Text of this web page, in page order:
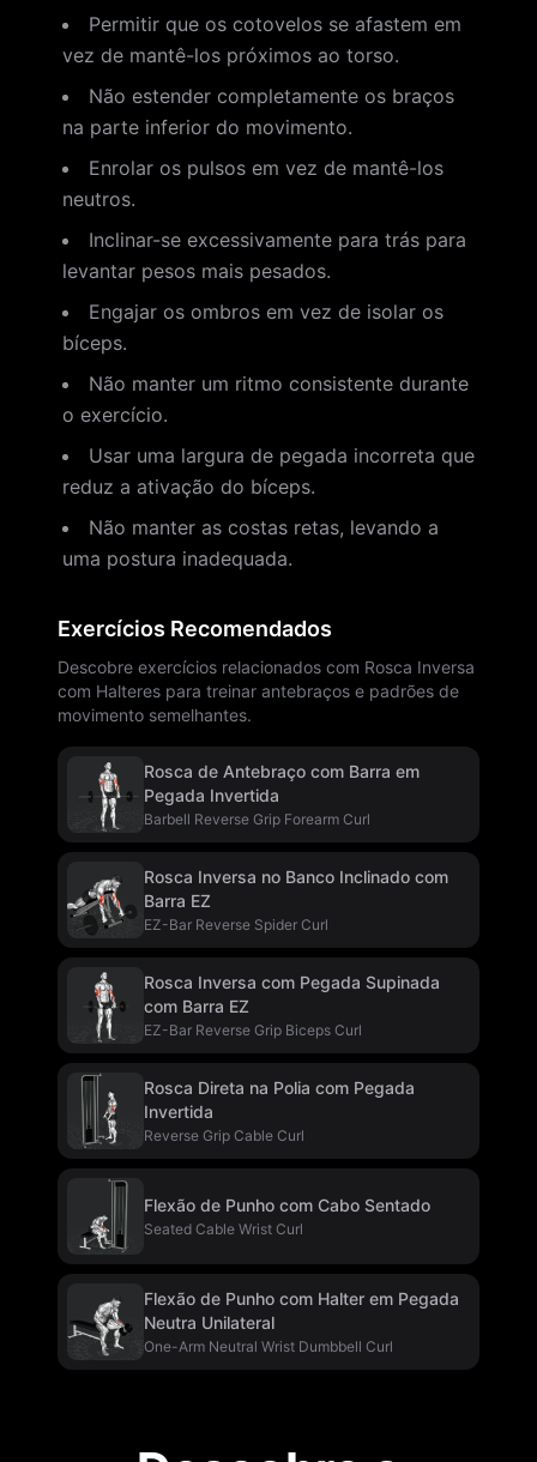
Permitir que os cotovelos se afastem em
vez de mantê-los próximos ao torso.
Não estender completamente os braços
na parte inferior do movimento.
Enrolar os pulsos em vez de mantê-los
neutros.
Inclinar-se excessivamente para trás para
levantar pesos mais pesados.
Engajar os ombros em vez de isolar os
bíceps.
Não manter um ritmo consistente durante
o exercício.
Usar uma largura de pegada incorreta que
reduz a ativação do bíceps.
Não manter as costas retas, levando a
uma postura inadequada.
Exercícios Recomendados
Descobre exercícios relacionados com Rosca Inversa
com Halteres para treinar antebraços e padrões de
movimento semelhantes.
Rosca de Antebraço com Barra em
Pegada Invertida
Barbell Reverse Grip Forearm Curl
Rosca Inversa no Banco Inclinado com
Barra EZ
EZ-Bar Reverse Spider Curl
Rosca Inversa com Pegada Supinada
com Barra EZ
EZ-Bar Reverse Grip Biceps Curl
Rosca Direta na Polia com Pegada
Invertida
Reverse Grip Cable Curl
Flexão de Punho com Cabo Sentado
Seated Cable Wrist Curl
Flexão de Punho com Halter em Pegada
Neutra Unilateral
One-Arm Neutral Wrist Dumbbell Curl